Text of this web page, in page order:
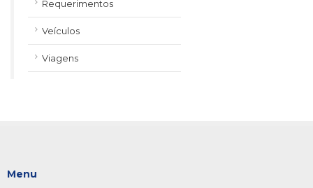
Requerimentos
Veículos
Viagens
Menu